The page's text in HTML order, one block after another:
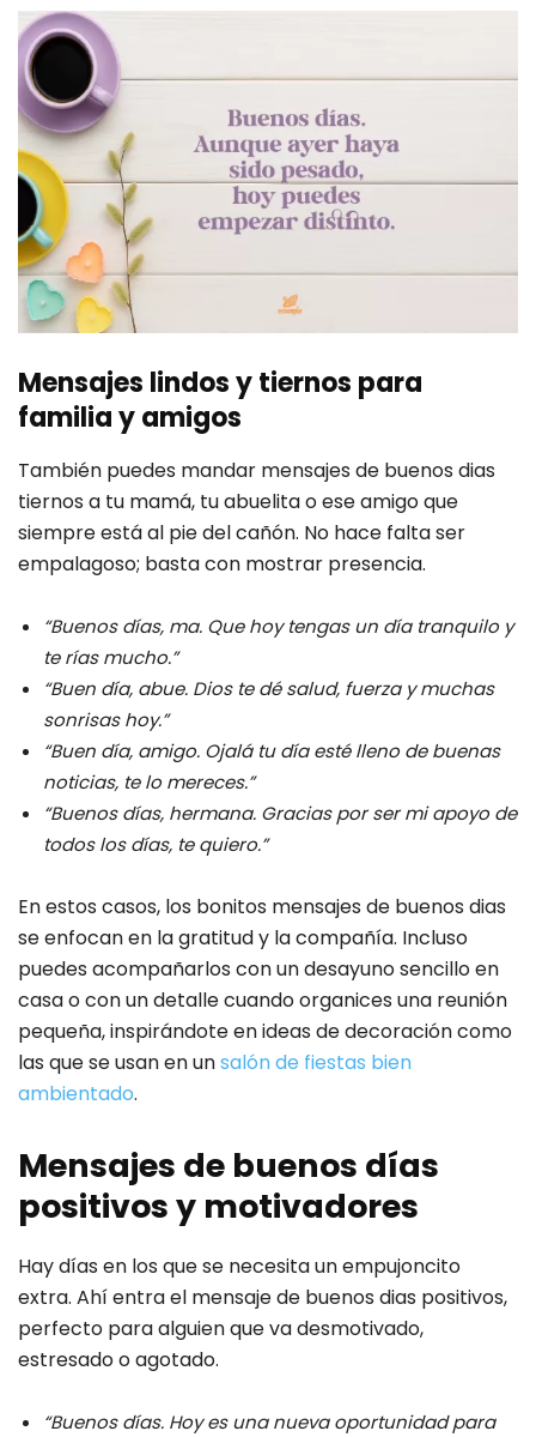
Mensajes lindos y tiernos para
familia y amigos
También puedes mandar mensajes de buenos dias
tiernos a tu mamá, tu abuelita o ese amigo que
siempre está al pie del cañón. No hace falta ser
empalagoso; basta con mostrar presencia.
“Buenos días, ma. Que hoy tengas un día tranquilo y
te rías mucho.”
“Buen día, abue. Dios te dé salud, fuerza y muchas
sonrisas hoy.”
“Buen día, amigo. Ojalá tu día esté lleno de buenas
noticias, te lo mereces.”
“Buenos días, hermana. Gracias por ser mi apoyo de
todos los días, te quiero.”
En estos casos, los bonitos mensajes de buenos dias
se enfocan en la gratitud y la compañía. Incluso
puedes acompañarlos con un desayuno sencillo en
casa o con un detalle cuando organices una reunión
pequeña, inspirándote en ideas de decoración como
las que se usan en unsalón de fiestas bien
ambientado.
Mensajes de buenos días
positivos y motivadores
Hay días en los que se necesita un empujoncito
extra. Ahí entra el mensaje de buenos dias positivos,
perfecto para alguien que va desmotivado,
estresado o agotado.
“Buenos días. Hoy es una nueva oportunidad para